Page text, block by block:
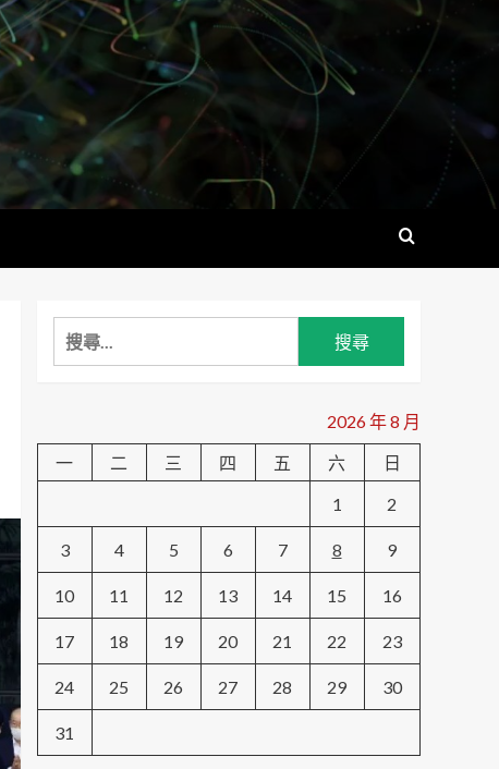
搜
尋
字:
2026 年 8 月
一
二 三 四 五 六
日
1
2
3 4 5 6 7 8 9
10 11 12 13 14 15 16
17 18 19 20 21 22 23
24 25 26 27 28 29 30
31